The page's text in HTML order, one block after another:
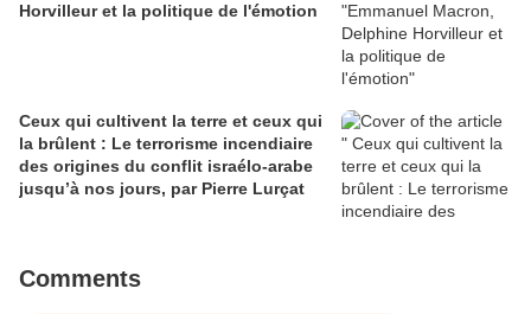
Horvilleur et la politique de l'émotion
Ceux qui cultivent la terre et ceux qui
la brûlent : Le terrorisme incendiaire
des origines du conflit israélo-arabe
jusqu’à nos jours, par Pierre Lurçat
Comments